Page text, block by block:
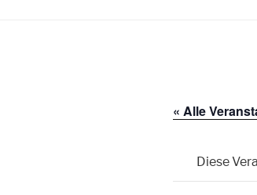
« Alle
Diese